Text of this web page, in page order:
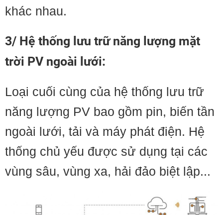
khác nhau.
3/ Hệ thống lưu trữ năng lượng mặt
trời PV ngoài lưới:
Loại cuối cùng của hệ thống lưu trữ
năng lượng PV bao gồm pin, biến tần
ngoài lưới, tải và máy phát điện. Hệ
thống chủ yếu được sử dụng tại các
vùng sâu, vùng xa, hải đảo biệt lập...